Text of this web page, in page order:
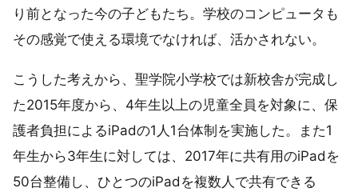
り前となった今の子どもたち。学校のコンピュータも
その感覚で使える環境でなければ、活かされない。
こうした考えから、聖学院小学校では新校舎が完成し
た2015年度から、4年生以上の児童全員を対象に、保
護者負担によるiPadの1人1台体制を実施した。また1
年生から3年生に対しては、2017年に共有用のiPadを
50台整備し、ひとつのiPadを複数人で共有できる